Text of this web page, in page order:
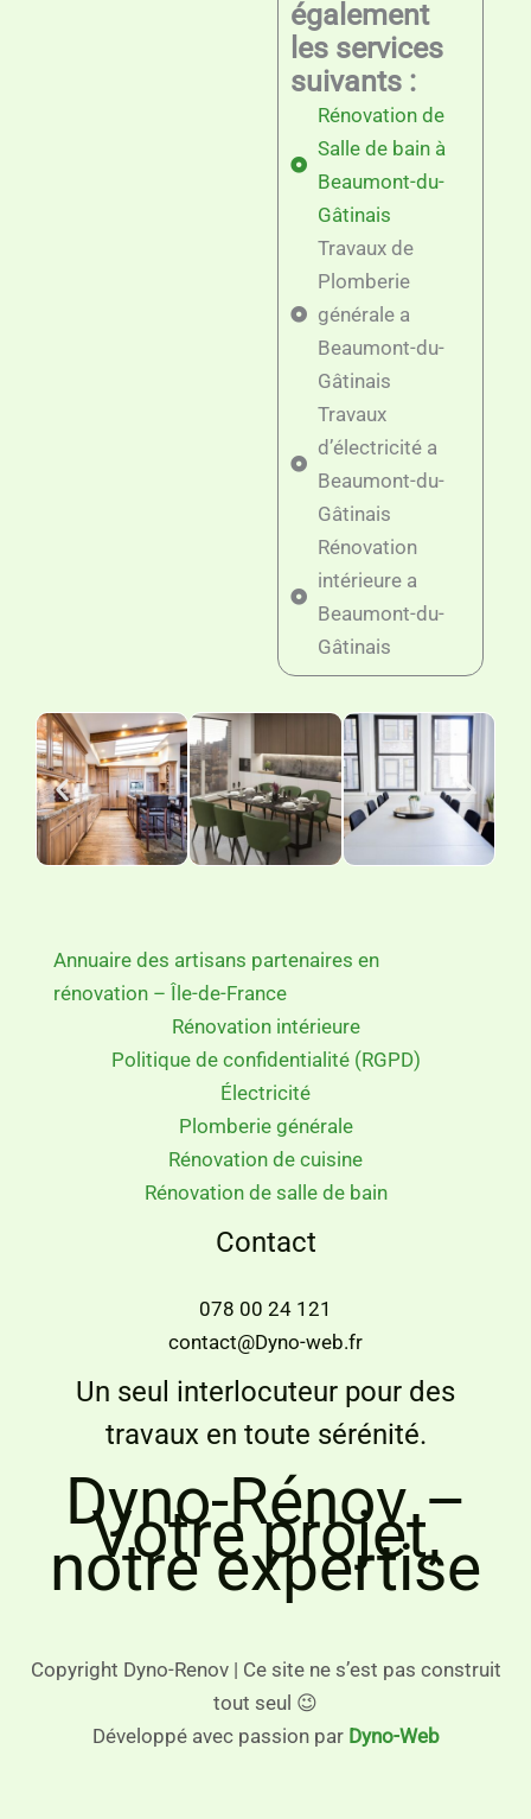
également
les services
suivants :
Rénovation de
Salle de bain à
Beaumont-du-
Gâtinais
Travaux de
Plomberie
générale a
Beaumont-du-
Gâtinais
Travaux
d’électricité a
Beaumont-du-
Gâtinais
Rénovation
intérieure a
Beaumont-du-
Gâtinais
Annuaire des artisans partenaires en
rénovation – Île-de-France
Rénovation intérieure
Politique de confidentialité (RGPD)
Électricité
Plomberie générale
Rénovation de cuisine
Rénovation de salle de bain
Contact
078 00 24 121
contact@Dyno-web.fr
Un seul interlocuteur pour des
travaux en toute sérénité.
Dyno-Rénov –
Votre projet,
notre expertise
Copyright Dyno-Renov | Ce site ne s’est pas construit
tout seul 😉
Développé avec passion par Dyno-Web